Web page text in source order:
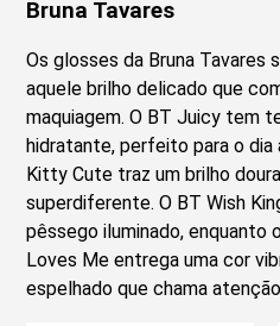
Bruna Tavares
Os glosses da Bruna Tavares
aquele brilho delicado que
maquiagem. O BT Juicy tem
hidratante, perfeito para o dia
Kitty Cute traz um brilho
superdiferente. O BT Wish
pêssego iluminado, enquanto
Loves Me entrega uma cor
espelhado que chama